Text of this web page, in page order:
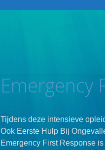
Emergency
Tijdens deze intensieve
Ook Eerste Hulp Bij
Emergency First Response